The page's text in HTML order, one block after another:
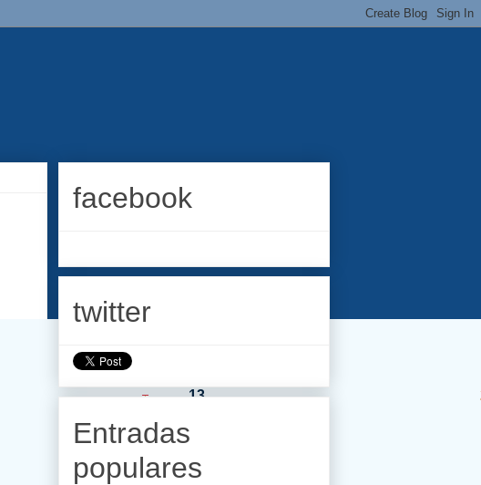
13
facebook
twitter
Entradas
populares